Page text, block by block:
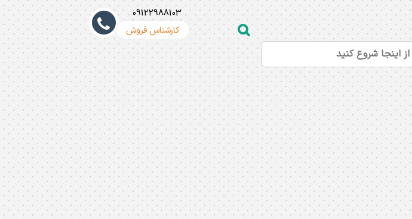
09122988103
کارشناس فروش